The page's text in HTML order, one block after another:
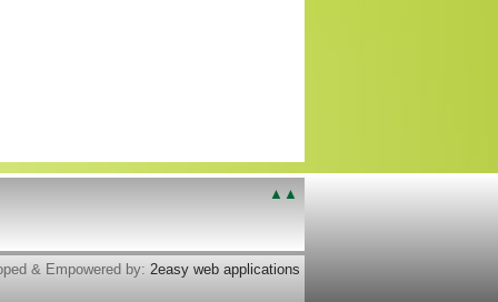
▲▲
& Empowered by: 2easy web applications